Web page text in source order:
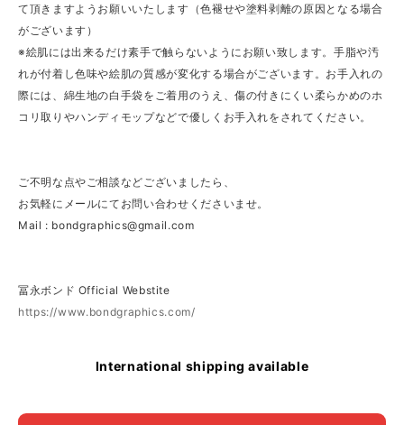
て頂きますようお願いいたします（色褪せや塗料剥離の原因となる場合
がございます）
※絵肌には出来るだけ素手で触らないようにお願い致します。手脂や汚
れが付着し色味や絵肌の質感が変化する場合がございます。お手入れの
際には、綿生地の白手袋をご着用のうえ、傷の付きにくい柔らかめのホ
コリ取りやハンディモップなどで優しくお手入れをされてください。
ご不明な点やご相談などございましたら、
お気軽にメールにてお問い合わせくださいませ。
Mail : bondgraphics@gmail.com
冨永ボンド Official Webstite
https://www.bondgraphics.com/
International shipping available